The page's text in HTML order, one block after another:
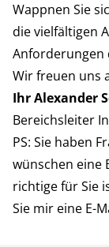
Wappnen Sie
die vielfältigen
Anforderungen
Wir freuen uns
IhrAlexander
Bereichsleiter
PS: Sie haben
wünschen eine
richtige für Sie
Sie mir eine E-